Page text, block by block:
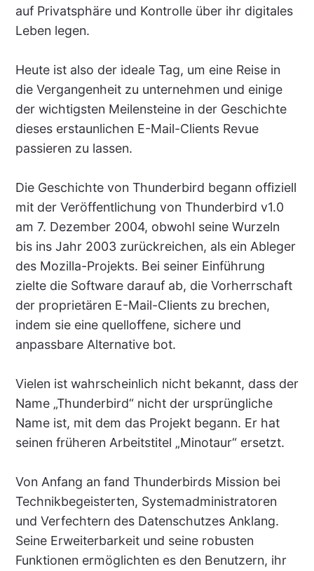
auf Privatsphäre und Kontrolle über ihr digitales
Leben legen.
Heute ist also der ideale Tag, um eine Reise in
die Vergangenheit zu unternehmen und einige
der wichtigsten Meilensteine in der Geschichte
dieses erstaunlichen E-Mail-Clients Revue
passieren zu lassen.
Die Geschichte von Thunderbird begann offiziell
mit der Veröffentlichung von Thunderbird v1.0
am 7. Dezember 2004, obwohl seine Wurzeln
bis ins Jahr 2003 zurückreichen, als ein Ableger
des Mozilla-Projekts. Bei seiner Einführung
zielte die Software darauf ab, die Vorherrschaft
der proprietären E-Mail-Clients zu brechen,
indem sie eine quelloffene, sichere und
anpassbare Alternative bot.
Vielen ist wahrscheinlich nicht bekannt, dass der
Name „Thunderbird“ nicht der ursprüngliche
Name ist, mit dem das Projekt begann. Er hat
seinen früheren Arbeitstitel „Minotaur“ ersetzt.
Von Anfang an fand Thunderbirds Mission bei
Technikbegeisterten, Systemadministratoren
und Verfechtern des Datenschutzes Anklang.
Seine Erweiterbarkeit und seine robusten
Funktionen ermöglichten es den Benutzern, ihr